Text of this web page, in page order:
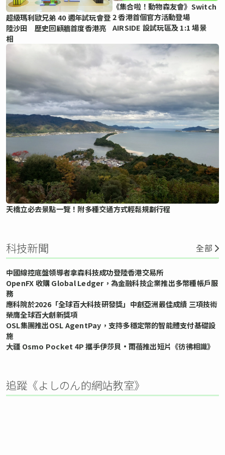
超級瑪利歐兄弟 40 週年試玩會登
陸沙田 歷史回顧牆首度香港亮
相
《集合啦！動物森友會》Switch
2 香港首個官方活動登場
AIRSIDE 設試玩區及 1:1 場景
天橋立必去景點一覽！附多種交通方式輕鬆規劃行程
科技新聞 全部
中國線控底盤領導者拿森科技成功登陸香港交易所
OpenFX 收購 Global Ledger，為金融科技企業推出多幣種帳戶服
務
應科院於2026「全球百大科技研發獎」中創亞洲最佳成績 三項技術
榮膺全球百大創新獎項
OSL集團推出OSL AgentPay，支持多穩定幣的智能體支付基礎設
施
大疆 Osmo Pocket 4P 攜手伊莎貝•雨蓓推出短片《彷彿相識》
追蹤《よしのん的網站教室》